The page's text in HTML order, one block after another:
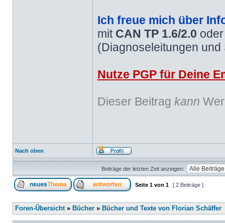
Ich freue mich über
mit CAN TP 1.6/2.0
(Diagnoseleitungen
Nutze PGP für Deine
Dieser Beitrag kann
Nach oben
Beiträge der letzten Zeit anzeigen:
Seite 1 von 1 [ 2 Beiträge ]
Foren-Übersicht» Bücher » Bücher und Texte von Florian Schäffer